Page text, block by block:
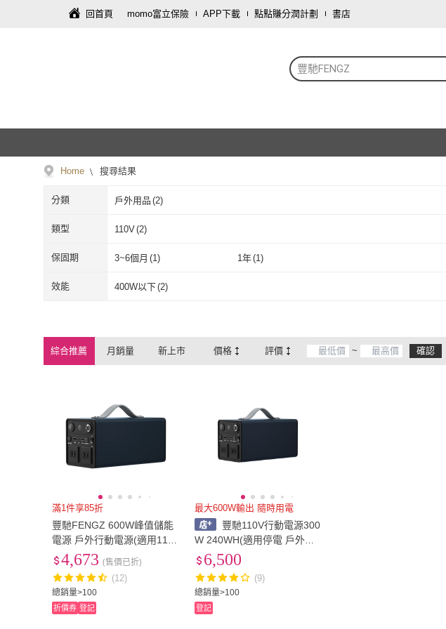
回首頁 momo富立保險 APP下載 點點賺分潤計劃 書店
豐馳FENGZ
Home 搜尋結果
分類 戶外用品 (2)
類型 110V(2)
110V (2)
保固期 3~6個月 (1) 1年(1)
3~6個月 (1
效能 400W以下(2)
綜合推薦 月銷量 新上市 價格 評價 ~ 確認
滿1件享85折
豐馳FENGZ 600W峰值儲能
電源 戶外行動電源(適用110
V 露營 擺攤 停電應急用電)
總銷量>100
4,673 (售價已折)
(12)
折價券 登記
最大600W輸出 隨時用電
豐馳110V行動電源300
W 240WH(適用停電 戶外露
營 擺攤 應急用電)
總銷量>100
6,500
(9)
登記